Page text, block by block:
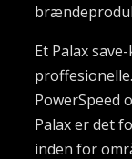
Et Palax
PowerSpeed
Palax er det
inden for